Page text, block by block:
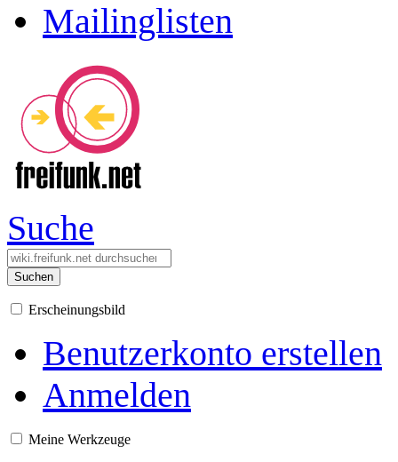
Mailinglisten
Suche
Suchen
Erscheinungsbild
Benutzerkonto erstellen
Anmelden
Meine Werkzeuge